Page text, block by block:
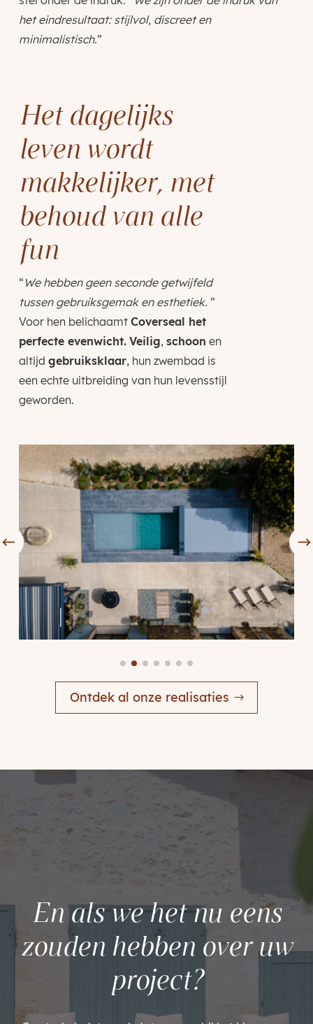
het eindresultaat: stijlvol, discreet en
minimalistisch.”
Het dagelijks
leven wordt
makkelijker, met
behoud van alle
fun
“ We hebben geen seconde getwijfeld
tussen gebruiksgemak en esthetiek. ”
Voor hen belichaamt Coverseal het
perfecte evenwicht. Veilig, schoon en
altijd gebruiksklaar, hun zwembad is
een echte uitbreiding van hun levensstijl
geworden.
Ontdek al onze realisaties
En als we het nu eens
zouden hebben over uw
project?